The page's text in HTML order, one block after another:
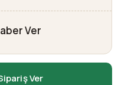
Ver
Ver